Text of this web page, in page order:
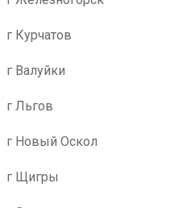
г Курчатов
г Валуйки
г Льгов
г Новый Оскол
г Щигры